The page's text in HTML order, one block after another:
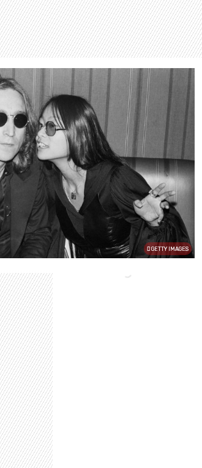
GETTY IMAGES